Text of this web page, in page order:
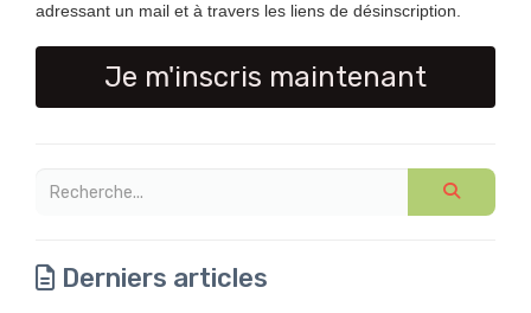
adressant un mail et à travers les liens de désinscription.
Je m'inscris maintenant
Derniers articles